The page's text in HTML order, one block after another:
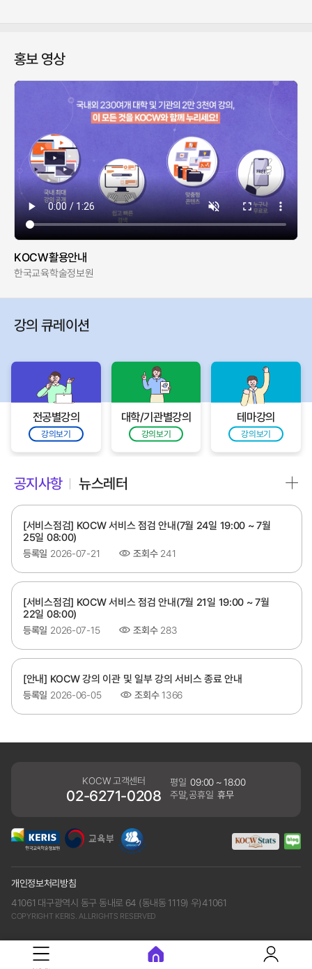
홍보 영상
KOCW활용안내
한국교육학술정보원
강의 큐레이션
전공별강의
강의보기
대학/기관별강의
강의보기
테마강의
강의보기
공지사항 뉴스레터
[서비스점검] KOCW 서비스 점검 안내(7월 24일 19:00 ~ 7월
25일 08:00)
등록일 2026-07-21 조회수 241
[서비스점검] KOCW 서비스 점검 안내(7월 21일 19:00 ~ 7월
22일 08:00)
등록일 2026-07-15 조회수 283
[안내] KOCW 강의 이관 및 일부 강의 서비스 종료 안내
등록일 2026-06-05 조회수 1366
KOCW 고객센터
02-6271-0208
평일 09:00 ~ 18:00
주말,공휴일 휴무
개인정보처리방침
41061 대구광역시 동구 동내로 64 (동내동 1119) 우)41061
COPYRIGHT KERIS. ALLRIGHTS RESERVED